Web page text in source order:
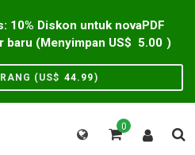
10% Diskon untuk novaPDF
baru (Menyimpan US$ 5.00 )
(US$ 44.99)
0